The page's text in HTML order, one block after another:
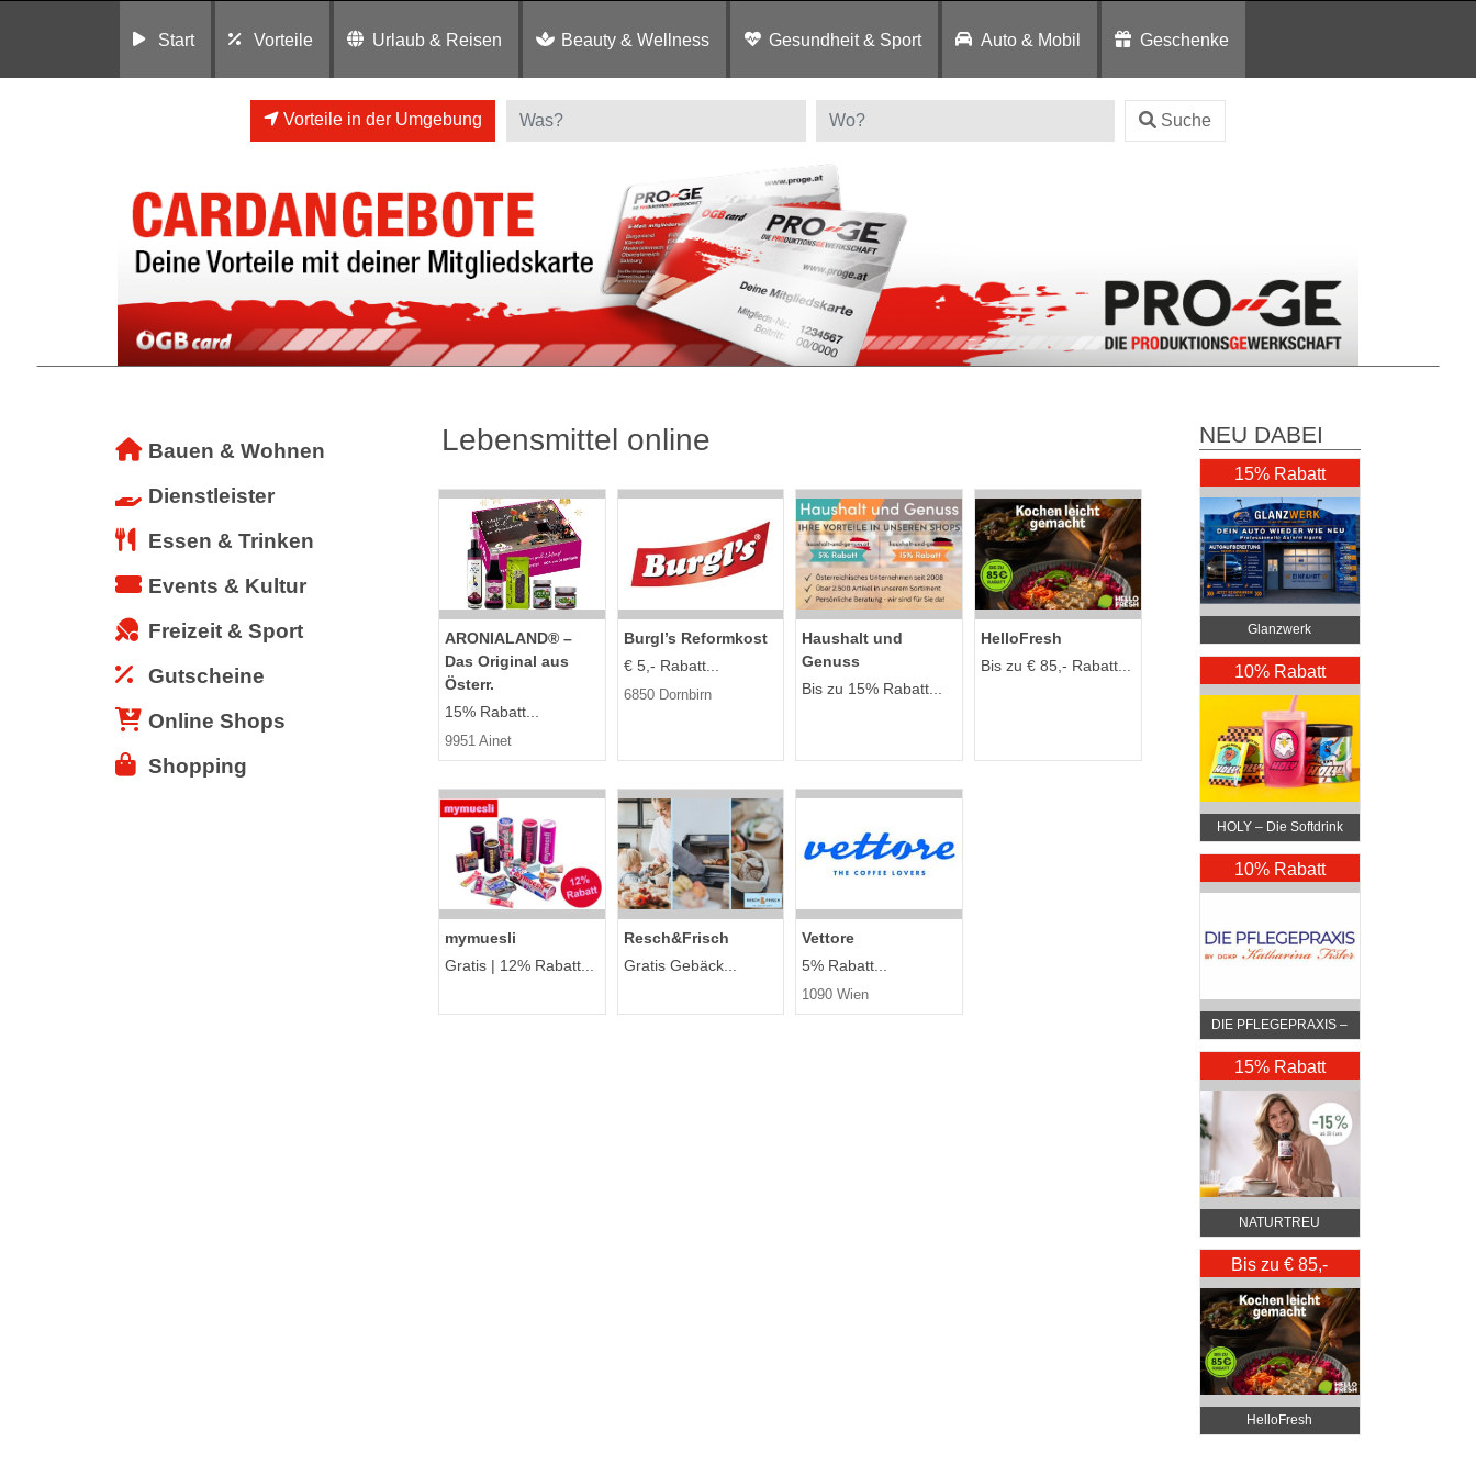
Start Vorteile Urlaub & Reisen Beauty & Wellness Gesundheit & Sport Auto & Mobil Geschenke
Vorteile in der Umgebung Suche
Bauen & Wohnen
Dienstleister
Essen & Trinken
Events & Kultur
Freizeit & Sport
Gutscheine
Online Shops
Shopping
Lebensmittel online
ARONIALAND® –
Das Original aus
Österr.
15% Rabatt...
9951 Ainet
Burgl’s Reformkost
€ 5,- Rabatt...
6850 Dornbirn
Haushalt und
Genuss
Bis zu 15% Rabatt...
HelloFresh
Bis zu € 85,- Rabatt...
mymuesli
Gratis | 12% Rabatt...
Resch&Frisch
Gratis Gebäck...
Vettore
5% Rabatt...
1090 Wien
NEU DABEI
15% Rabatt
Glanzwerk
Autoreinigung
10% Rabatt
HOLY – Die Softdrink
Revolution
10% Rabatt
DIE PFLEGEPRAXIS –
by DGKP Katharina
Fister
15% Rabatt
NATURTREU
Bis zu € 85,-
Rabatt
HelloFresh